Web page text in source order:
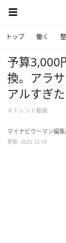
トップ 働く
予算3,000
換。アラ
アルすぎた
＃トレンド動画
マイナビウーマン編
更新: 2025.12.19